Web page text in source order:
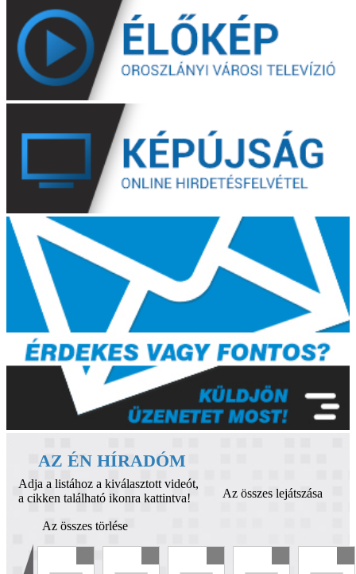
AZ ÉN HÍRADÓM
Adja a listához a kiválasztott videót,
a cikken található ikonra kattintva!
Az összes lejátszása
Az összes törlése